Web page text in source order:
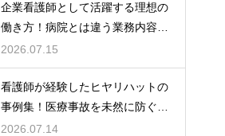
企業看護師として活躍する理想の
働き方！病院とは違う業務内容と
やりがい
2026.07.15
看護師が経験したヒヤリハットの
事例集！医療事故を未然に防ぐた
めの対策
2026.07.14